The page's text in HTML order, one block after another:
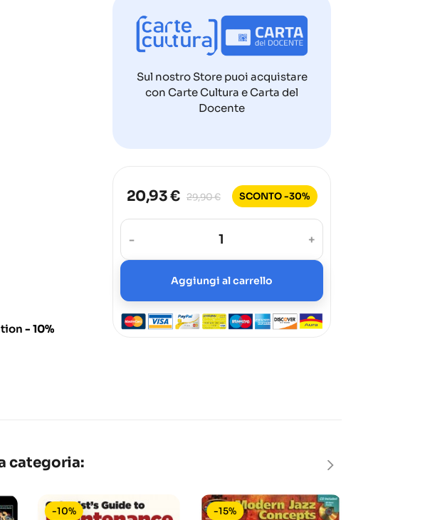
- 10%
Sul nostro Store puoi acquistare
con Carte Cultura e Carta del
Docente
20,93 € 29,90 € SCONTO -30%
- +
Aggiungi al carrello
categoria:
-10% -15%